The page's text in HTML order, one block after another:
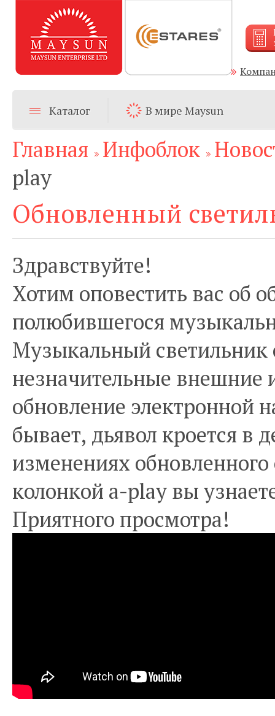
Каталог В мире Maysun
Главная Инфоблок
play
Обновленный
Здравствуйте!
Хотим оповестить вас об
полюбившегося
Музыкальный
незначительные внешние
обновление электронной
бывает, дьявол кроется в
изменениях
колонкой a-play вы
Приятного просмотра!